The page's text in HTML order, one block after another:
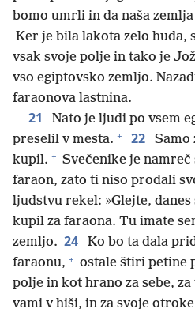
bomo umrli in da naša
Ker je bila lakota zelo huda,
vsak svoje polje in tako je
vso egiptovsko zemljo.
faraonova lastnina.
21
Nato je ljudi po vsem
preselil v mesta. + 22
Samo
kupil. + Svečenike je
faraon, zato ti niso prodali
ljudstvu rekel: »Glejte, danes
kupil za faraona. Tu imate
zemljo. 24
Ko bo ta dala
faraonu, + ostale štiri petine
polje in kot hrano za sebe,
vami v hiši, in za svoje